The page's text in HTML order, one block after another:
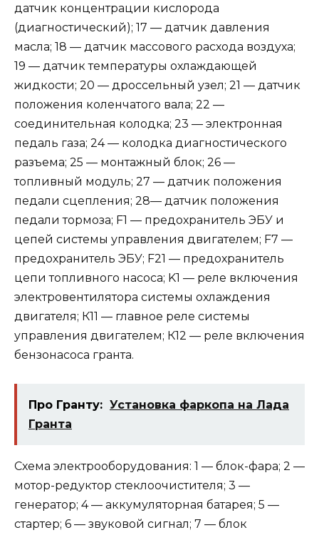
датчик концентрации кислорода
(диагностический); 17 — датчик давления
масла; 18 — датчик массового расхода воздуха;
19 — датчик температуры охлаждающей
жидкости; 20 — дроссельный узел; 21 — датчик
положения коленчатого вала; 22 —
соединительная колодка; 23 — электронная
педаль газа; 24 — колодка диагностического
разъема; 25 — монтажный блок; 26 —
топливный модуль; 27 — датчик положения
педали сцепления; 28— датчик положения
педали тормоза; F1 — предохранитель ЭБУ и
цепей системы управления двигателем; F7 —
предохранитель ЭБУ; F21 — предохранитель
цепи топливного насоса; K1 — реле включения
электровентилятора системы охлаждения
двигателя; К11 — главное реле системы
управления двигателем; К12 — реле включения
бензонасоса гранта.
Про Гранту: Установка фаркопа на Лада
Гранта
Схема электрооборудования: 1 — блок-фара; 2 —
мотор-редуктор стеклоочистителя; 3 —
генератор; 4 — аккумуляторная батарея; 5 —
стартер; 6 — звуковой сигнал; 7 — блок